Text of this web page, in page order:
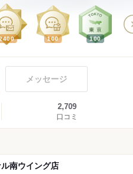
100 100
メッセージ
2,709
口コミ
南ウイング店